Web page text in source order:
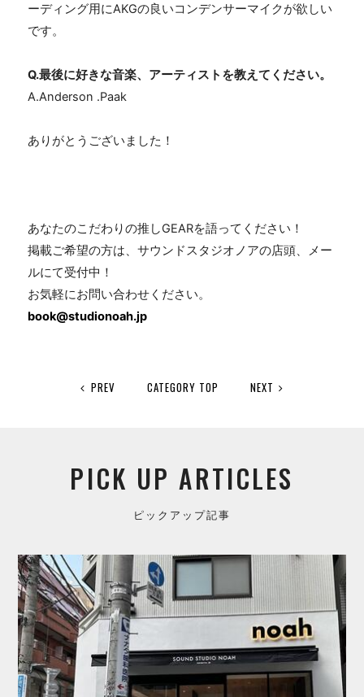
ーディング用にAKGの良いコンデンサーマイクが欲しい
です。
Q.最後に好きな音楽、アーティストを教えてください。
A.Anderson .Paak
ありがとうございました！
あなたのこだわりの推しGEARを語ってください！
掲載ご希望の方は、サウンドスタジオノアの店頭、メー
ルにて受付中！
お気軽にお問い合わせください。
book@studionoah.jp
PREV CATEGORY TOP NEXT
PICK UP ARTICLES
ピックアップ記事